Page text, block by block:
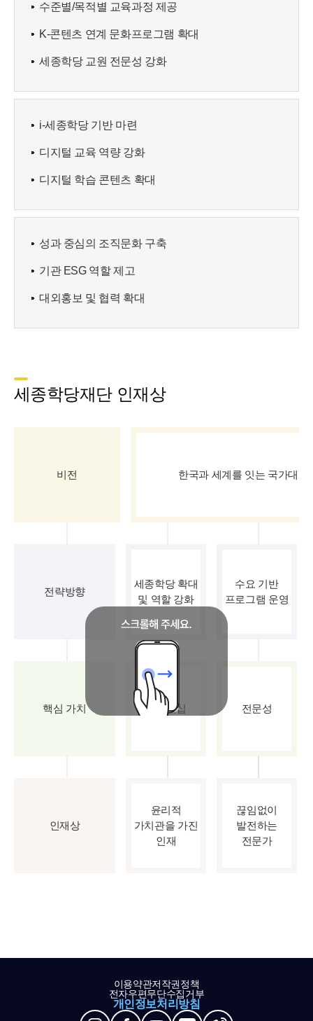
수준별/목적별 교육과정 제공
K-콘텐츠 연계 문화프로그램 확대
세종학당 교원 전문성 강화
i-세종학당 기반 마련
디지털 교육 역량 강화
디지털 학습 콘텐츠 확대
성과 중심의 조직문화 구축
기관 ESG 역할 제고
대외홍보 및 협력 확대
세종학당재단 인재상
비전 한국과 세계를 잇는 국가대
전략방향
세종학당 확대
및 역할 강화
수요 기반
프로그램 운영
핵심 가치 파트너십 전문성
인재상
윤리적
가치관을 가진
인재
끊임없이
발전하는
전문가
이용약관저작권정책
전자우편무단수집거부
개인정보처리방침